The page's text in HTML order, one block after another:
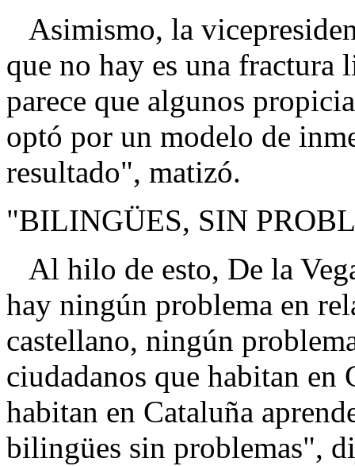
Asimismo, la
que no hay es una fractura
parece que algunos
optó por un modelo de
resultado", matizó.
"BILINGÜES, SIN
Al hilo de esto, De la
hay ningún problema en
castellano, ningún
ciudadanos que habitan en
habitan en Cataluña
bilingües sin problemas",